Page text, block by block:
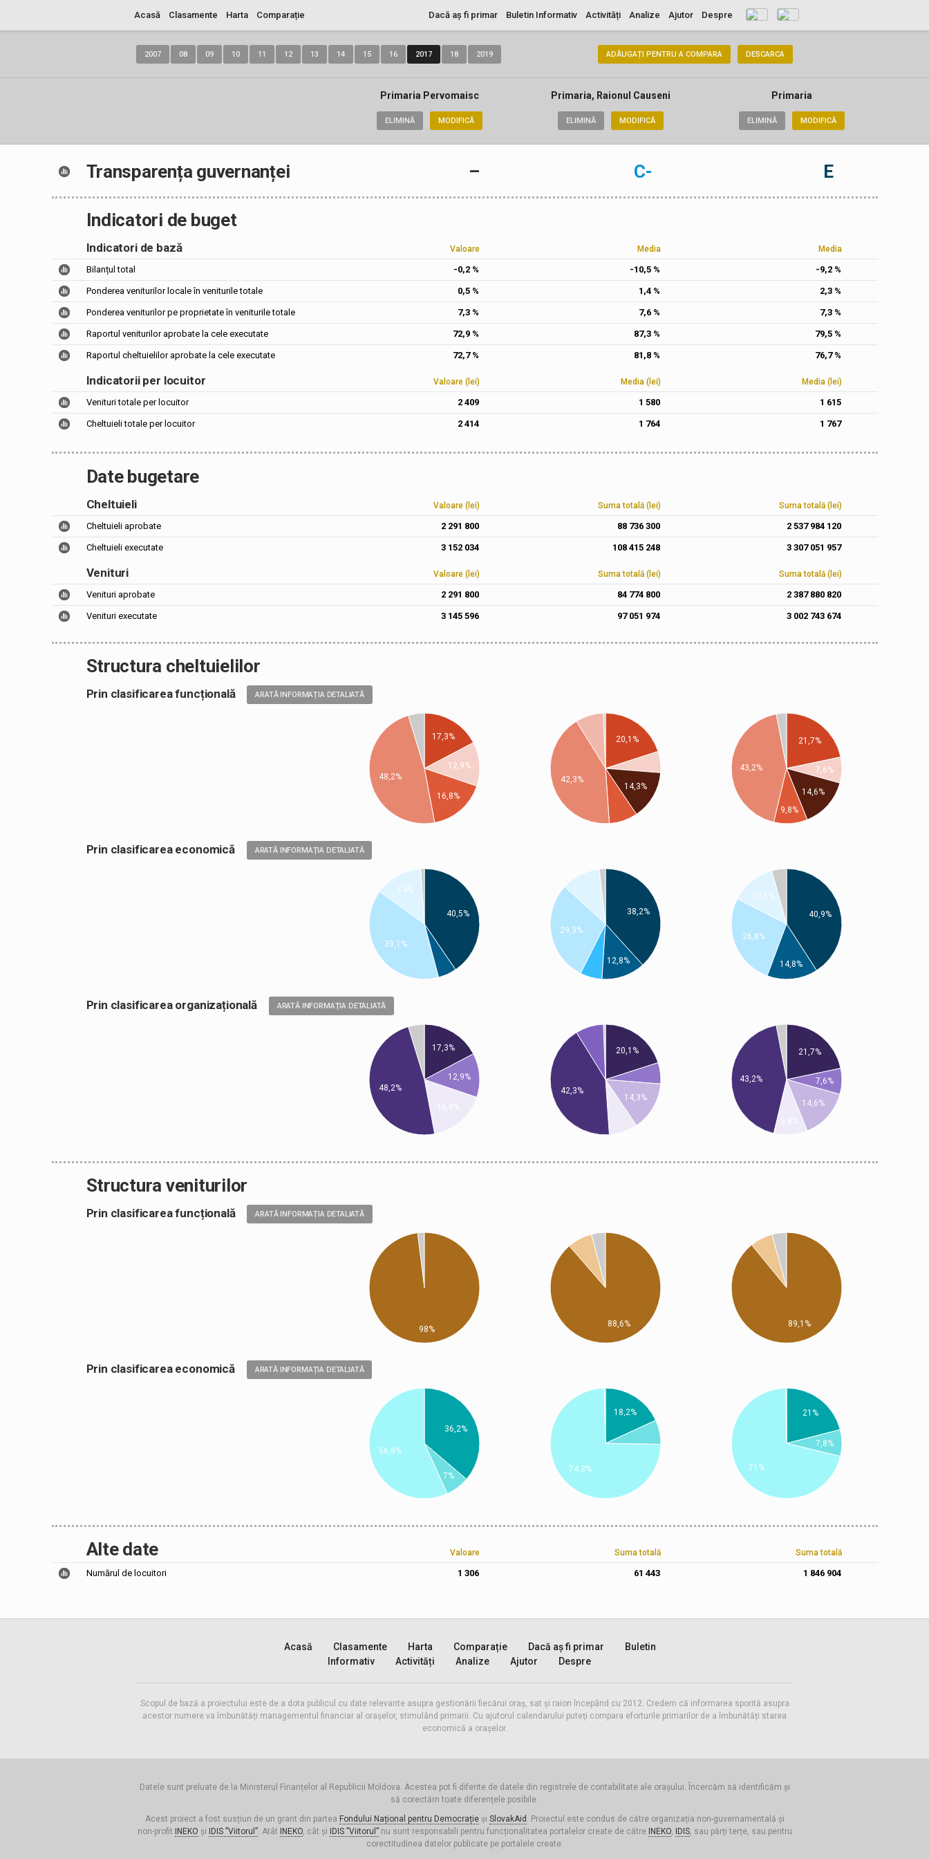
Acasă Despre
Clasamente Ajutor
Analize
Harta Activități
Buletin Informativ
Comparație Dacă aș fi primar
2007 08 09 10 11 12 13 14 15 16 2017 18 2019 DESCARCA
ADĂUGAȚI PENTRU A COMPARA
Primaria Pervomaisc
ELIMINĂ MODIFICĂ
Primaria, Raionul Causeni
ELIMINĂ MODIFICĂ
Primaria
ELIMINĂ MODIFICĂ
Transparența guvernanței – C- E
Indicatori de buget
Indicatori de bază Valoare Media Media
Bilanțul total -0,2 % -10,5 % -9,2 %
Ponderea veniturilor locale în veniturile totale 0,5 % 1,4 % 2,3 %
Ponderea veniturilor pe proprietate în veniturile totale 7,3 % 7,6 % 7,3 %
Raportul veniturilor aprobate la cele executate 72,9 % 87,3 % 79,5 %
Raportul cheltuielilor aprobate la cele executate 72,7 % 81,8 % 76,7 %
Indicatorii per locuitor Valoare (lei) Media (lei) Media (lei)
Venituri totale per locuitor 2 409 1 580 1 615
Cheltuieli totale per locuitor 2 414 1 764 1 767
Date bugetare
Cheltuieli Valoare (lei) Suma totală (lei) Suma totală (lei)
Cheltuieli aprobate 2 291 800 88 736 300 2 537 984 120
Cheltuieli executate 3 152 034 108 415 248 3 307 051 957
Venituri Valoare (lei) Suma totală (lei) Suma totală (lei)
Venituri aprobate 2 291 800 84 774 800 2 387 880 820
Venituri executate 3 145 596 97 051 974 3 002 743 674
Structura cheltuielilor
Prin clasificarea funcțională ARATĂ INFORMAȚIA DETALIATĂ
17,3%
12,9%
16,8%
48,2%
20,1%
14,3%
42,3%
21,7%
7,6%
14,6%
43,2%
9,8%
Prin clasificarea economică ARATĂ INFORMAȚIA DETALIATĂ
40,5%
14%
39,1%
38,2%
29,3%
12,8%
40,9%
13,1%
26,8%
14,8%
Prin clasificarea organizațională ARATĂ INFORMAȚIA DETALIATĂ
17,3%
12,9%
48,2%
20,1%
14,3%
42,3%
21,7%
7,6%
14,6%
43,2%
Structura veniturilor
Prin clasificarea funcțională ARATĂ INFORMAȚIA DETALIATĂ
98%
88,6% 89,1%
Prin clasificarea economică ARATĂ INFORMAȚIA DETALIATĂ
36,2%
7%
56,8%
18,2%
74,3%
21%
7,8%
71%
Alte date Valoare Suma totală Suma totală
Numărul de locuitori 1 306 61 443 1 846 904
Acasă Clasamente Harta Comparație Dacă aș fi primar
Buletin
Informativ
Activități Analize Ajutor Despre
Scopul de bază a proiectului este de a dota publicul cu date relevante asupra gestionării fiecărui oraș, sat și raion începând cu 2012. Credem că informarea sporită asupra
acestor numere va îmbunătăți managementul financiar al orașelor, stimulând primarii. Cu ajutorul calendarului puteți compara eforturile primarilor de a îmbunătăți starea
economică a orașelor.
Datele sunt preluate de la Ministerul Finanțelor al Republicii Moldova. Acestea pot fi diferite de datele din registrele de contabilitate ale orașului. Încercăm să identificăm și
să corectăm toate diferențele posibile.
Acest proiect a fost susțiun de un grant din partea Fondului Național pentru Democrațieși SlovakAid . Proiectul este condus de către organizația non-guvernamentală și
non-profit
INEKO și IDIS ”Viitorul”. Atât INEKO, cât și IDIS ”Viitorul”nu sunt responsabili pentru funcționalitatea portalelor create de către INEKO, IDIS, sau părți terțe, sau pentru
corectitudinea datelor publicate pe portalele create.